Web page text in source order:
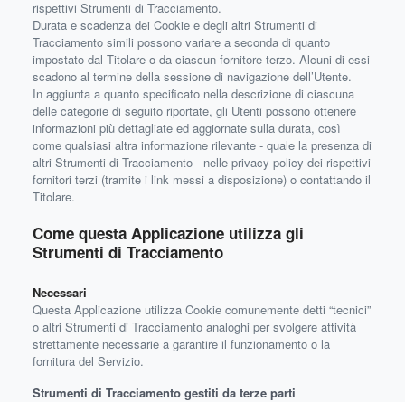
rispettivi Strumenti di Tracciamento.
Durata e scadenza dei Cookie e degli altri Strumenti di
Tracciamento simili possono variare a seconda di quanto
impostato dal Titolare o da ciascun fornitore terzo. Alcuni di essi
scadono al termine della sessione di navigazione dell’Utente.
In aggiunta a quanto specificato nella descrizione di ciascuna
delle categorie di seguito riportate, gli Utenti possono ottenere
informazioni più dettagliate ed aggiornate sulla durata, così
come qualsiasi altra informazione rilevante - quale la presenza di
altri Strumenti di Tracciamento - nelle privacy policy dei rispettivi
fornitori terzi (tramite i link messi a disposizione) o contattando il
Titolare.
Come questa Applicazione utilizza gli
Strumenti di Tracciamento
Necessari
Questa Applicazione utilizza Cookie comunemente detti “tecnici”
o altri Strumenti di Tracciamento analoghi per svolgere attività
strettamente necessarie a garantire il funzionamento o la
fornitura del Servizio.
Strumenti di Tracciamento gestiti da terze parti